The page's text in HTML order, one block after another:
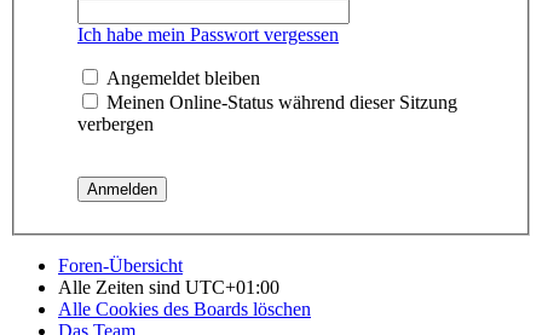
Ich habe mein Passwort vergessen
Angemeldet bleiben
Meinen Online-Status während dieser Sitzung
verbergen
Foren-Übersicht
Alle Zeiten sind UTC+01:00
Alle Cookies des Boards löschen
Das Team